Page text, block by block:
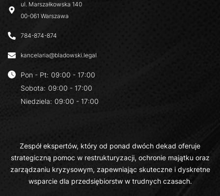
Zespół ekspertów, który od ponad dwóch dekad oferuje
strategiczną pomoc w restrukturyzacji, ochronie majątku oraz
zarządzaniu kryzysowym, zapewniając skuteczne i dyskretne
wsparcie dla przedsiębiorstw w trudnych czasach.
ul. Marszałkowska 140
00-061 Warszawa
784-874-874
kancelaria@bladowski.legal
Pon - Pt: 09:00 - 17:00
Sobota: 09:00 - 17:00
Niedziela: 09:00 - 17:00